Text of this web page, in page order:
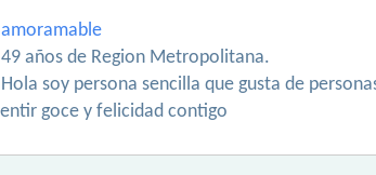
amoramable
49 años de Region Metropolitana.
Hola soy persona sencilla que gusta de
goce y felicidad contigo